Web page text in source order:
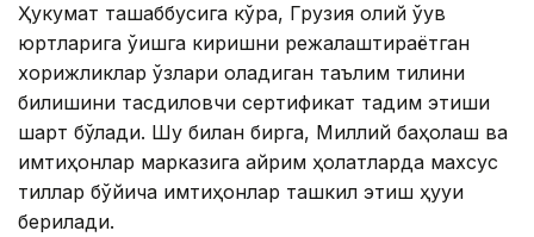
Ҳукумат ташаббусига кўра, Грузия олий ўқув
юртларига ўқишга киришни режалаштираётган
хорижликлар ўзлари оладиган таълим тилини
билишини тасдиқловчи сертификат тақдим этиши
шарт бўлади. Шу билан бирга, Миллий баҳолаш ва
имтиҳонлар марказига айрим ҳолатларда махсус
тиллар бўйича имтиҳонлар ташкил этиш ҳуқуқи
берилади.